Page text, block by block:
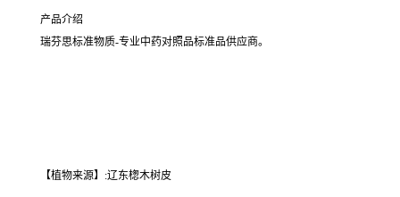
产品介绍
瑞芬思标准物质-专业中药对照品标准品供应商。
【植物来源】:辽东楤木树皮